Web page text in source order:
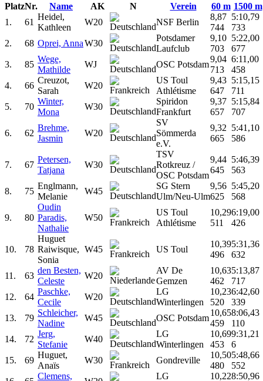
PlatzNr. Name AK N Verein 60 m 1500 m
1.
61
Heidel,
Kathleen
W20 NSF Berlin
8,87
744
5:10,79
733
2.
68 Oprei, AnnaW30
Potsdamer
Laufclub
9,10
703
5:22,00
677
3.
85
Wege,
Mathilde
WJ OSC Potsdam
9,04
713
6:11,00
458
4.
66
Creuzot,
Sarah
W20
US Toul
Athlétisme
9,43
647
5:15,15
711
5.
70
Winter,
Mona
W30
Spiridon
Frankfurt
9,37
657
5:15,84
707
6. 62
Brehme,
Jasmin
W20
SV
Sömmerda
e.V.
9,32
665
5:41,10
586
7. 67
Petersen,
Tatjana
W30
TSV
Rotkreuz /
OSC Potsdam
9,44
645
5:46,39
563
8. 75
Englmann,
Melanie
W45
SG Stern
Ulm/Neu-Ulm
9,56
625
5:45,20
568
9. 80
Oudin
Paradis,
Nathalie
W50
US Toul
Athlétisme
10,29
511
6:19,00
426
10. 78
Huguet
Raiwisque,
Sonia
W45 US Toul
10,39
496
5:31,36
632
11. 63
den Besten,
Celeste
W20
AV De
Gemzen
10,63
462
5:13,87
717
12.
64
Paschke,
Cecile
W20
LG
Winterlingen
10,23
520
6:42,60
339
13.
79
Schleicher,
Nadine
W45 OSC Potsdam
10,65
459
8:06,43
110
14.
72
Jerg,
Stefanie
W40
LG
Winterlingen
10,69
453
9:31,21
6
15.
69
Huguet,
Anaïs
W30 Gondreville
10,50
480
5:48,66
552
Clemens,
LG
10,228:50,96